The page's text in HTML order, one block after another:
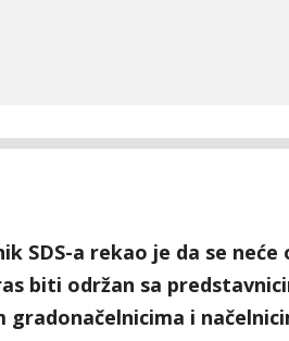
SDS-a rekao je da se neće
biti održan sa
gradonačelnicima i